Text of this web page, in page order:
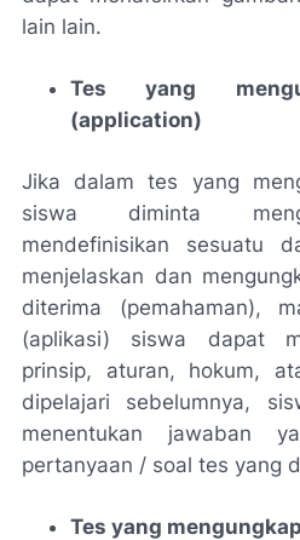
lain lain.
Tes yang
(application)
Jika dalam tes yang
siswa diminta
mendefinisikan sesuatu
menjelaskan dan
diterima (pemahaman),
(aplikasi) siswa dapat
prinsip, aturan, hokum,
dipelajari sebelumnya,
menentukan jawaban
pertanyaan / soal tes yang
Tes yang